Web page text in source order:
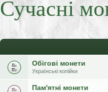
Сучасні
Обігові монети
Українські копійки
Пам'ятні монети